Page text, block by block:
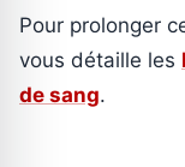
Pour prolonger
vous détaille les
de sang.